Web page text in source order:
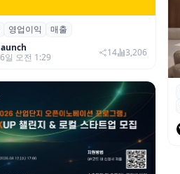
, 2026년 2분기 매출 2조985억·영
2770억…역대 분기 최대
영업이익
매출
일 오전 1:29
14 3,206